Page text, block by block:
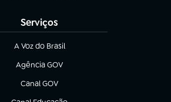
Serviços
A Voz do Brasil
(abre em nova aba)
Agência GOV
(abre em nova aba)
Canal GOV
(abre em nova aba)